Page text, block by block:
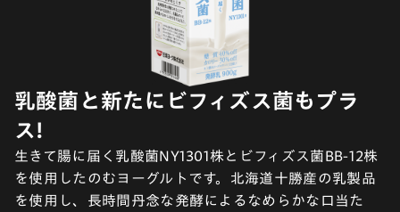
乳酸菌と新たにビフィズス菌もプラ
ス!
生きて腸に届く乳酸菌NY1301株とビフィズス菌BB-12株
を使用したのむヨーグルトです。北海道十勝産の乳製品
を使用し、長時間丹念な発酵によるなめらかな口当た